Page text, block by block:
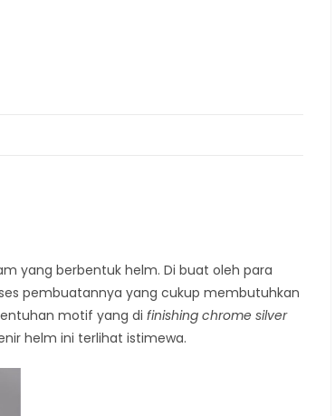
yang berbentuk helm. Di buat oleh para
pembuatannya yang cukup membutuhkan
motif yang di finishing chrome silver
helm ini terlihat istimewa.